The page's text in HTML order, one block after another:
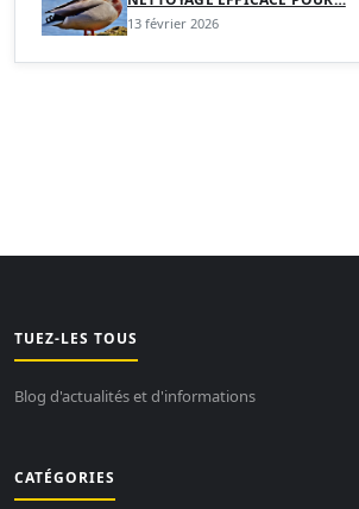
13 février 2026
TUEZ-LES TOUS
Blog d'actualités et d'informations
CATÉGORIES